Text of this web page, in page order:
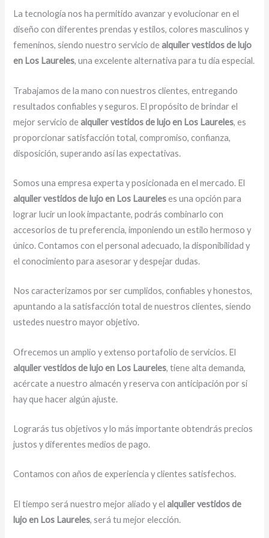
La tecnología nos ha permitido avanzar y evolucionar en el
diseño con diferentes prendas y estilos, colores masculinos y
femeninos, siendo nuestro servicio dealquiler vestidos de lujo
en Los Laureles, una excelente alternativa para tu día especial.
Trabajamos de la mano con nuestros clientes, entregando
resultados confiables y seguros. El propósito de brindar el
mejor servicio dealquiler vestidos de lujo en Los Laureles, es
proporcionar satisfacción total, compromiso, confianza,
disposición, superando así las expectativas.
Somos una empresa experta y posicionada en el mercado. El
alquiler vestidos de lujo en Los Laureleses una opción para
lograr lucir un look impactante, podrás combinarlo con
accesorios de tu preferencia, imponiendo un estilo hermoso y
único. Contamos con el personal adecuado, la disponibilidad y
el conocimiento para asesorar y despejar dudas.
Nos caracterizamos por ser cumplidos, confiables y honestos,
apuntando a la satisfacción total de nuestros clientes, siendo
ustedes nuestro mayor objetivo.
Ofrecemos un amplio y extenso portafolio de servicios. El
alquiler vestidos de lujo en Los Laureles, tiene alta demanda,
acércate a nuestro almacén y reserva con anticipación por si
hay que hacer algún ajuste.
Lograrás tus objetivos y lo más importante obtendrás precios
justos y diferentes medios de pago.
Contamos con años de experiencia y clientes satisfechos.
El tiempo será nuestro mejor aliado y elalquiler vestidos de
lujo en Los Laureles, será tu mejor elección.